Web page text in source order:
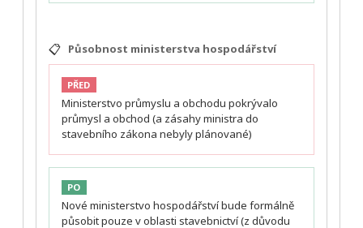
📋 Působnost ministerstva hospodářství
PŘED
Ministerstvo průmyslu a obchodu pokrývalo
průmysl a obchod (a zásahy ministra do
stavebního zákona nebyly plánované)
PO
Nové ministerstvo hospodářství bude formálně
působit pouze v oblasti stavebnictví (z důvodu